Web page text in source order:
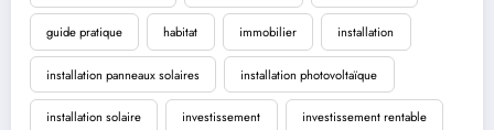
guide pratique habitat immobilier installation
installation panneaux solaires installation photovoltaïque
installation solaire investissement investissement rentable